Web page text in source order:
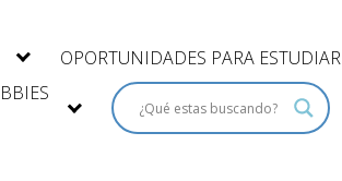
OPORTUNIDADES PARA ESTUDIAR